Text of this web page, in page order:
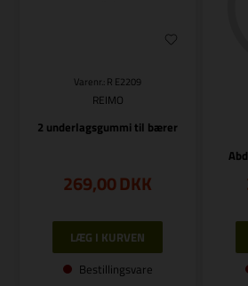
Varenr.: R E2209
REIMO
2 underlagsgummi til bærer
269,00DKK
Bestillingsvare